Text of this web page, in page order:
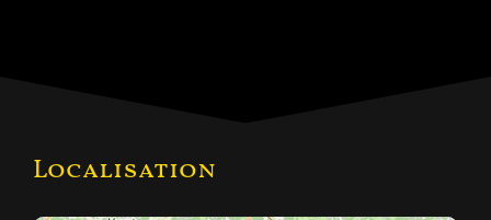
Localisation